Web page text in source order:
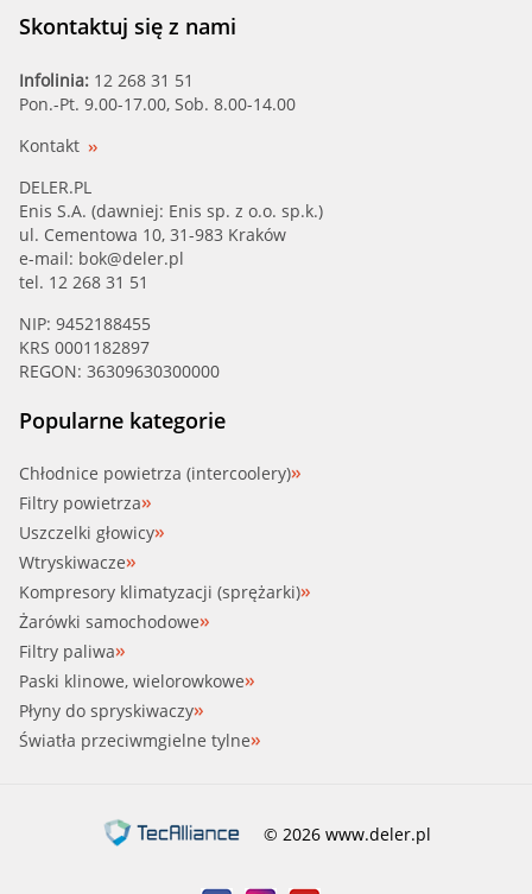
LUK (600014000)
LUK (600014900)
VOLVO (8653738)
VOLVO (30725004)
VOLVO (30757228)
Skontaktuj się z nami
Infolinia: 12 268 31 51
Pon.-Pt. 9.00-17.00, Sob. 8.00-14.00
Kontakt
DELER.PL
Enis S.A. (dawniej: Enis sp. z o.o. sp.k.)
ul. Cementowa 10, 31-983 Kraków
e-mail: bok@deler.pl
tel. 12 268 31 51
NIP: 9452188455
KRS 0001182897
REGON: 36309630300000
Popularne kategorie
Chłodnice powietrza (intercoolery)
Filtry powietrza
Uszczelki głowicy
Wtryskiwacze
Kompresory klimatyzacji (sprężarki)
Żarówki samochodowe
Filtry paliwa
Paski klinowe, wielorowkowe
Płyny do spryskiwaczy
Światła przeciwmgielne tylne
© 2026 www.deler.pl